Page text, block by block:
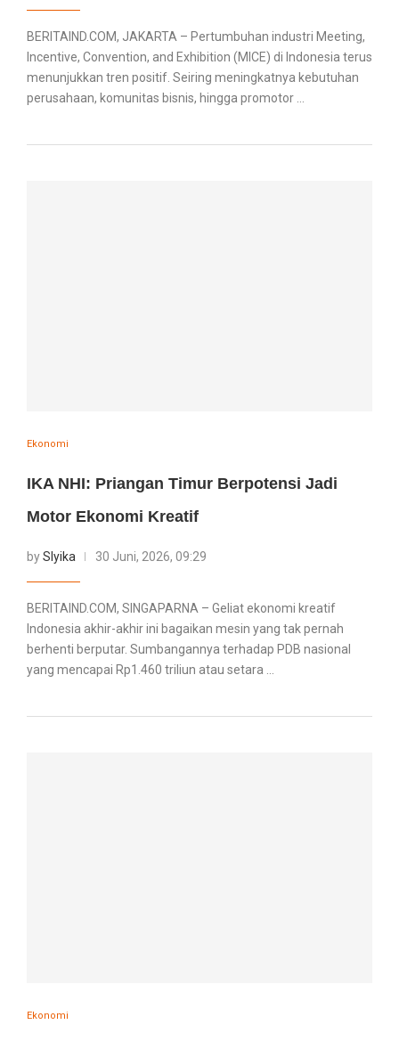
BERITAIND.COM, JAKARTA – Pertumbuhan industri Meeting,
Incentive, Convention, and Exhibition (MICE) di Indonesia terus
menunjukkan tren positif. Seiring meningkatnya kebutuhan
perusahaan, komunitas bisnis, hingga promotor …
Ekonomi
IKA NHI: Priangan Timur Berpotensi Jadi
Motor Ekonomi Kreatif
bySlyika 30 Juni, 2026, 09:29
BERITAIND.COM, SINGAPARNA – Geliat ekonomi kreatif
Indonesia akhir-akhir ini bagaikan mesin yang tak pernah
berhenti berputar. Sumbangannya terhadap PDB nasional
yang mencapai Rp1.460 triliun atau setara …
Ekonomi